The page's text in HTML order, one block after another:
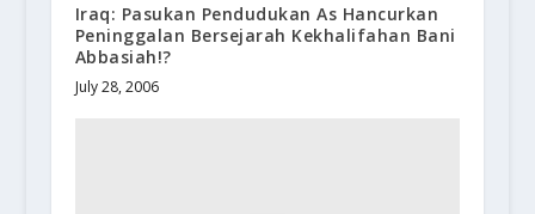
Iraq: Pasukan Pendudukan As Hancurkan
Peninggalan Bersejarah Kekhalifahan Bani
Abbasiah!?
July 28, 2006